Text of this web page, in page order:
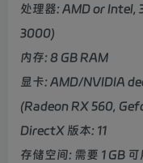
处理器: AMD or Intel,
3000)
内存: 8 GB RAM
显卡: AMD/NVIDIA
(Radeon RX 560,
DirectX 版本: 11
存储空间: 需要 1 GB